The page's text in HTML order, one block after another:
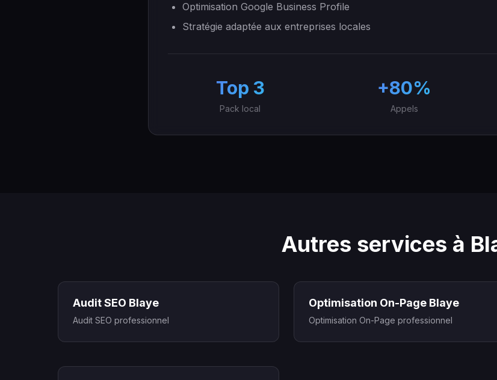
Optimisation Google Business Profile
Stratégie adaptée aux entreprises locales
Top 3
Pack local
+80%
Appels
Autres services à
Audit SEO Blaye
Audit SEO professionnel
Optimisation On-Page Blaye
Optimisation On-Page professionnel